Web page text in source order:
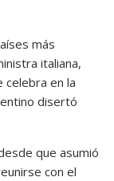
más
italiana,
celebra en la
disertó
que asumió
con el